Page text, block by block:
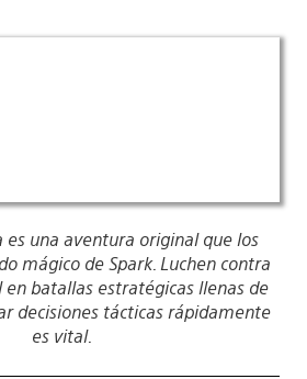
es una aventura original que los
mágico de Spark. Luchen contra
en batallas estratégicas llenas de
decisiones tácticas rápidamente
es vital.